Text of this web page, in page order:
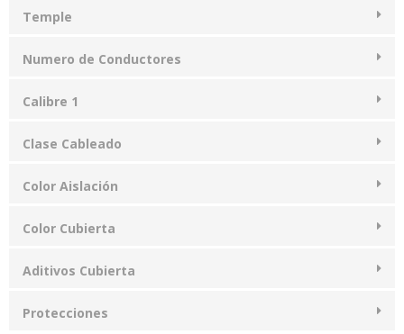
Temple
Numero de Conductores
Calibre 1
Clase Cableado
Color Aislación
Color Cubierta
Aditivos Cubierta
Protecciones